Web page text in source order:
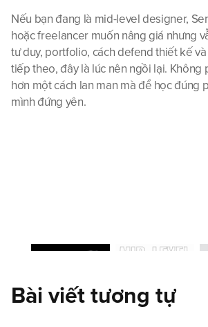
Nếu bạn đang là mid-level designer,
hoặc freelancer muốn nâng giá nhưng
tư duy, portfolio, cách defend thiết kế
tiếp theo, đây là lúc nên ngồi lại. Không
hơn một cách lan man mà để học đúng
mình đứng yên.
Bài viết tương tự